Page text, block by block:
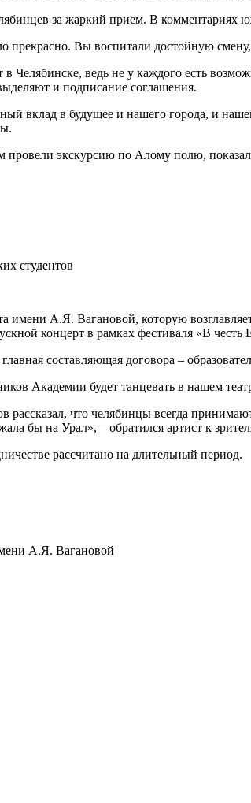
за жаркий прием. В
Вы воспитали достойную
в Челябинске, ведь не у каждого есть
и подписание соглашения.
вклад в будущее и нашего города, и
экскурсию по Алому полю,
студентов
имени А.Я. Вагановой, которую
концерт в рамках фестиваля «В
составляющая договора –
Академии будет танцевать в нашем
что челябинцы всегда
бы на Урал», – обратился артист к
рассчитано на длительный период.
А.Я. Вагановой